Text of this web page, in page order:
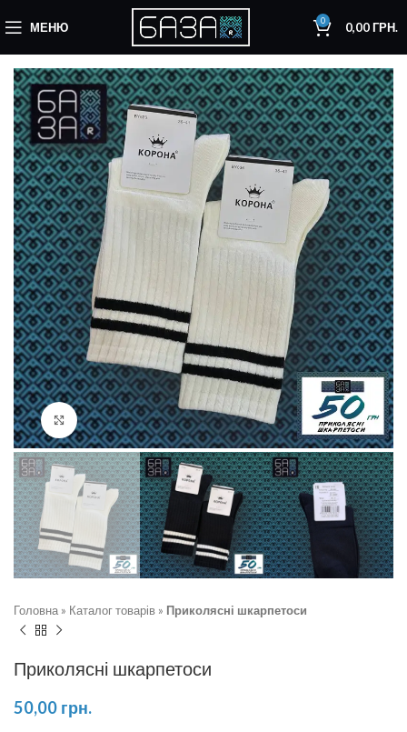
МЕНЮ 0 0,00ГРН.
Натисніть, щоб збільшити
Головна » Каталог товарів » Приколясні шкарпетоси
Приколясні шкарпетоси
50,00 грн.